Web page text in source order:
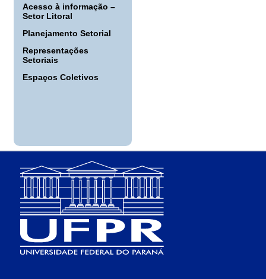
Acesso à informação –
Setor Litoral
Planejamento Setorial
Representações
Setoriais
Espaços Coletivos